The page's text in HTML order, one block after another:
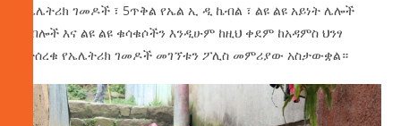
የኤሌትሪክ ገመዶች ፣ 5ጥቅል የኤል ኢ ዲ ኬብል ፣ ልዩ ልዩ አይነት ሌሎች
ኬብሎች እና ልዩ ልዩ ቁሳቁሶችን እንዲሁም ከዚህ ቀደም ከአዳምስ ህንፃ
የተሰረቁ የኤሌትሪክ ገመዶች መገኘቱን ፖሊስ መምሪያው አስታውቋል።